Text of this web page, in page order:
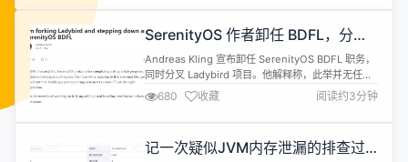
码进行深入分析，欢迎阅读和交流。 一、引入 时间
点，这类数据通常都具有一定时间相关性，基于这种
顺序性，我们可以对时间序列...
SerenityOS 作者卸任 BDFL，分叉
Ladybird
Andreas Kling 宣布卸任 SerenityOS BDFL 职务，
同时分叉 Ladybird 项目。他解释称，此举并无任何
其他隐情，单纯只是因为他觉得两个项目都需要独立
的发展空间。 SerenityOS 是一个用于 x86 计算机
的图形化的类 Unix 操作系统，由 Andreas Kling 在
680 收藏 阅读约3分钟
记一次疑似JVM内存泄漏的排查过